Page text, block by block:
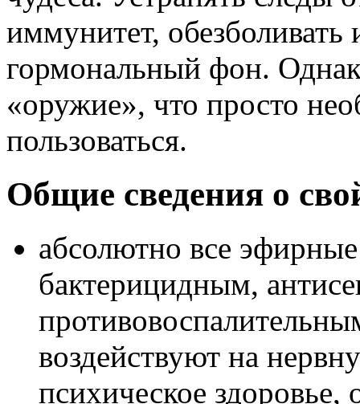
иммунитет, обезболивать
гормональный фон.
«оружие», что просто
пользоваться.
Общие сведения о
абсолютно все
бактерицидным,
воздействуют на
психическое